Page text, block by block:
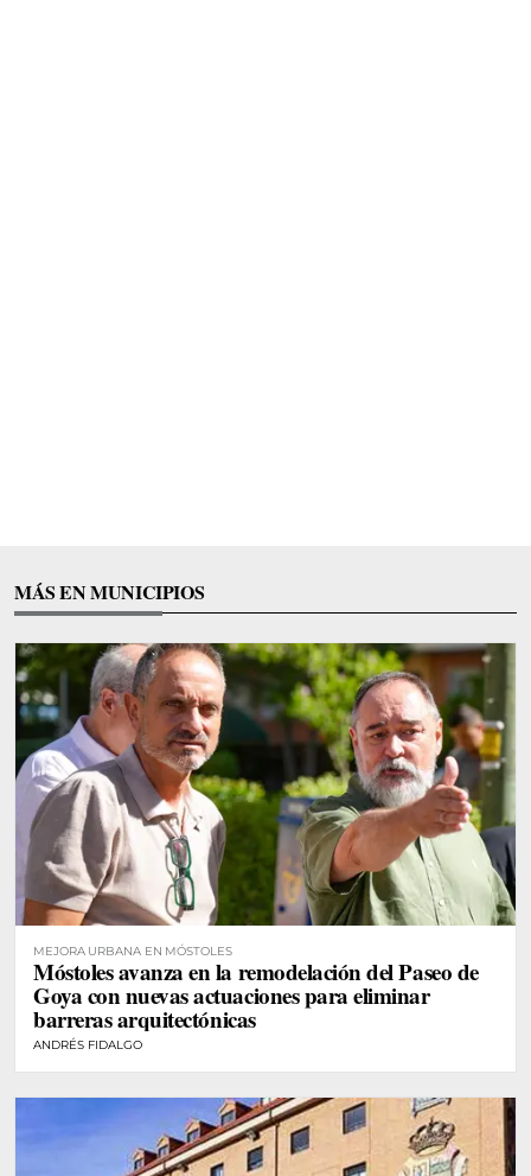
MÁS EN MUNICIPIOS
MEJORA URBANA EN MÓSTOLES
Móstoles avanza en la remodelación del Paseo de
Goya con nuevas actuaciones para eliminar
barreras arquitectónicas
ANDRÉS FIDALGO